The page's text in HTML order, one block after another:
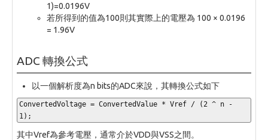
1)=0.0196V
若所得到的值為100則其實際上的電壓為 100 × 0.0196
= 1.96V
ADC 轉換公式
以一個解析度為n bits的ADC來說，其轉換公式如下
ConvertedVoltage = ConvertedValue * Vref / (2 ^ n
-
1);
其中Vref為參考電壓，通常介於VDD與VSS之間。